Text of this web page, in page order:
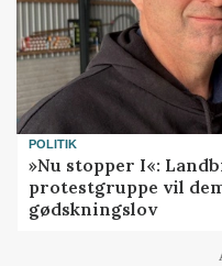
POLITIK
»Nu stopper I«:
protestgruppe vil
gødskningslov